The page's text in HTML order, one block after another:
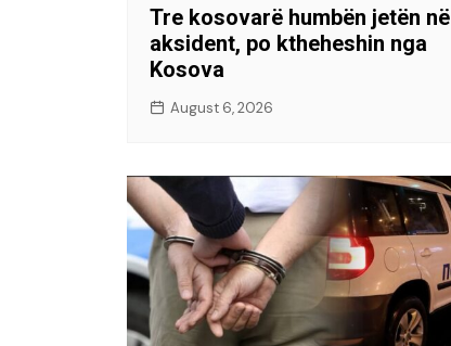
Tre kosovarë humbën jetën në
aksident, po ktheheshin nga
Kosova
August 6, 2026